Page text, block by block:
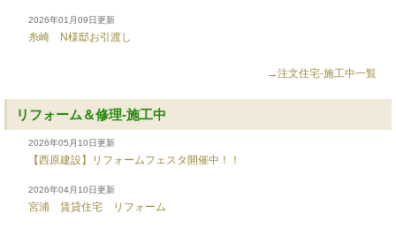
2026年01月09日更新
糸崎 N様邸お引渡し
→注文住宅-施工中一覧
リフォーム＆修理-施工中
2026年05月10日更新
【西原建設】リフォームフェスタ開催中！！
2026年04月10日更新
宮浦 賃貸住宅 リフォーム